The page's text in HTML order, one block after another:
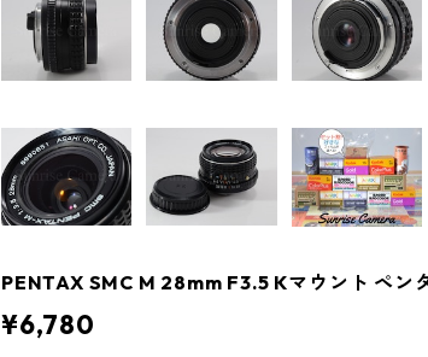
PENTAX SMC M 28mm F3.5 Kマウント ペン
¥6,780